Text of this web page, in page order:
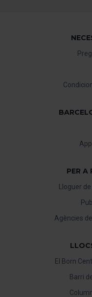
PER A
Lloguer
Agències
El Born
Barri